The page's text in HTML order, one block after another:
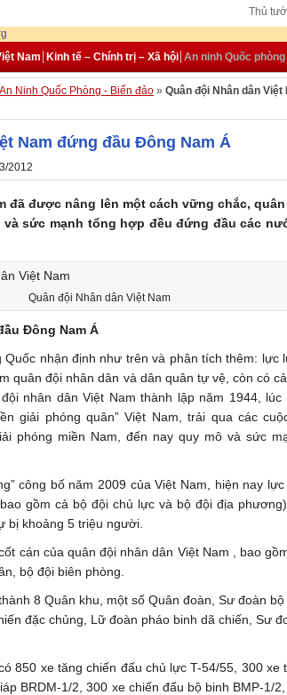
Thủ
Nam Kinh tế – Chính trị – Xã hội An ninh Quốc
An Ninh Quốc Phòng - Biển đảo » Quân đội Nhân dân
Nam đứng đầu Đông Nam Á
2012
đã được nâng lên một cách vững chắc,
sức mạnh tổng hợp đều đứng đầu các
Quân đội Nhân dân Việt Nam
Đông Nam Á
Quốc nhận định như trên và phân tích thêm: lực
quân đội nhân dân và dân quân tự vệ, còn có
nhân dân Việt Nam thành lập năm 1944,
giải phóng quân” Việt Nam, trải qua các
phóng miền Nam, đến nay quy mô và sức
công bố năm 2009 của Việt Nam, hiện nay
gồm cả bộ đội chủ lực và bộ đội địa
khoảng 5 triệu người.
cán của quân đội nhân dân Việt Nam , bao
bộ đội biên phòng.
8 Quân khu, một số Quân đoàn, Sư đoàn
đặc chủng, Lữ đoàn pháo binh dã chiến, Sư
850 xe tăng chiến đấu chủ lực T-54/55, 300 xe
BRDM-1/2, 300 xe chiến đấu bộ binh BMP-1/